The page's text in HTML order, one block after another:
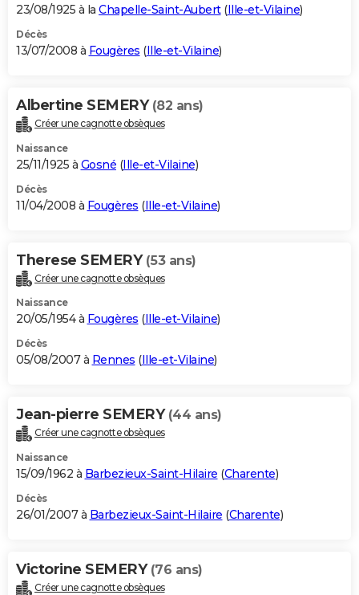
23/08/1925 à la Chapelle-Saint-Aubert(Ille-et-Vilaine)
Décès
13/07/2008 à Fougères (Ille-et-Vilaine)
Albertine SEMERY (82 ans)
Créer une cagnotte obsèques
Naissance
25/11/1925 à Gosné (Ille-et-Vilaine)
Décès
11/04/2008 à Fougères (Ille-et-Vilaine)
Therese SEMERY (53 ans)
Créer une cagnotte obsèques
Naissance
20/05/1954 à Fougères (Ille-et-Vilaine)
Décès
05/08/2007 à Rennes (Ille-et-Vilaine)
Jean-pierre SEMERY (44 ans)
Créer une cagnotte obsèques
Naissance
15/09/1962 à Barbezieux-Saint-Hilaire (Charente)
Décès
26/01/2007 à Barbezieux-Saint-Hilaire (Charente)
Victorine SEMERY (76 ans)
Créer une cagnotte obsèques